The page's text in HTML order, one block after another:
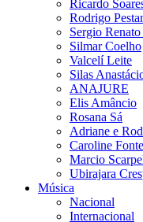
Ricardo
Rodrigo
Sergio
Silmar Coelho
Valcelí Leite
Silas
ANAJURE
Elis Amâncio
Rosana Sá
Adriane e
Caroline
Marcio
Ubirajara
Música
Nacional
Internacional